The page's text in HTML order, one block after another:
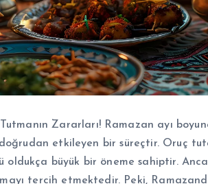
Zararları! Ramazan ayı
etkileyen bir süreçtir. Oruç
oldukça büyük bir öneme sahiptir.
tercih etmektedir. Peki,